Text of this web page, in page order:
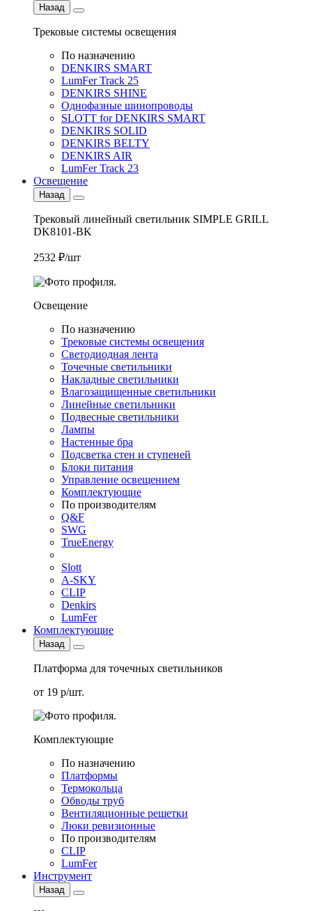
Назад
Трековые системы освещения
По назначению
DENKIRS SMART
LumFer Track 25
DENKIRS SHINE
Однофазные шинопроводы
SLOTT for DENKIRS SMART
DENKIRS SOLID
DENKIRS BELTY
DENKIRS AIR
LumFer Track 23
Освещение
Назад
Трековый линейный светильник SIMPLE GRILL
DK8101-BK
2532 ₽/шт
Освещение
По назначению
Трековые системы освещения
Светодиодная лента
Точечные светильники
Накладные светильники
Влагозащищенные светильники
Линейные светильники
Подвесные светильники
Лампы
Настенные бра
Подсветка стен и ступеней
Блоки питания
Управление освещением
Комплектующие
По производителям
Q&F
SWG
TrueEnergy
Slott
A-SKY
CLIP
Denkirs
LumFer
Комплектующие
Назад
Платформа для точечных светильников
от 19 р/шт.
Комплектующие
По назначению
Платформы
Термокольца
Обводы труб
Вентиляционные решетки
Люки ревизионные
По производителям
CLIP
LumFer
Инструмент
Назад